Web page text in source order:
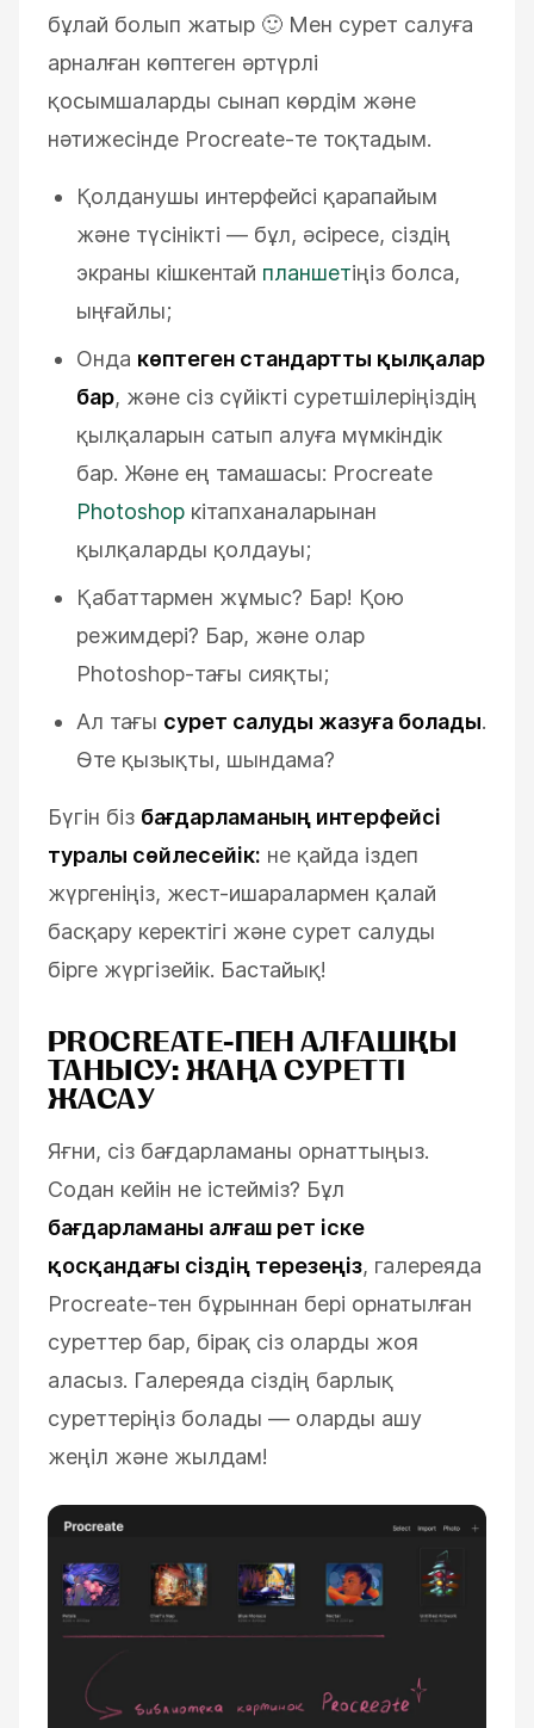
бұлай болып жатыр 🙂 Мен сурет салуға
арналған көптеген әртүрлі
қосымшаларды сынап көрдім және
нәтижесінде Procreate-те тоқтадым.
Қолданушы интерфейсі қарапайым
және түсінікті — бұл, әсіресе, сіздің
экраны кішкентай планшетіңіз болса,
ыңғайлы;
Онда көптеген стандартты қылқалар
бар, және сіз сүйікті суретшілеріңіздің
қылқаларын сатып алуға мүмкіндік
бар. Және ең тамашасы: Procreate
Photoshop кітапханаларынан
қылқаларды қолдауы;
Қабаттармен жұмыс? Бар! Қою
режимдері? Бар, және олар
Photoshop-тағы сияқты;
Ал тағы сурет салуды жазуға болады.
Өте қызықты, шындама?
Бүгін біз бағдарламаның интерфейсі
туралы сөйлесейік: не қайда іздеп
жүргеніңіз, жест-ишаралармен қалай
басқару керектігі және сурет салуды
бірге жүргізейік. Бастайық!
PROCREATE-ПЕН АЛҒАШҚЫ
ТАНЫСУ: ЖАҢА СУРЕТТІ
ЖАСАУ
Яғни, сіз бағдарламаны орнаттыңыз.
Содан кейін не істейміз? Бұл
бағдарламаны алғаш рет іске
қосқандағы сіздің терезеңіз, галереяда
Procreate-тен бұрыннан бері орнатылған
суреттер бар, бірақ сіз оларды жоя
аласыз. Галереяда сіздің барлық
суреттеріңіз болады — оларды ашу
жеңіл және жылдам!